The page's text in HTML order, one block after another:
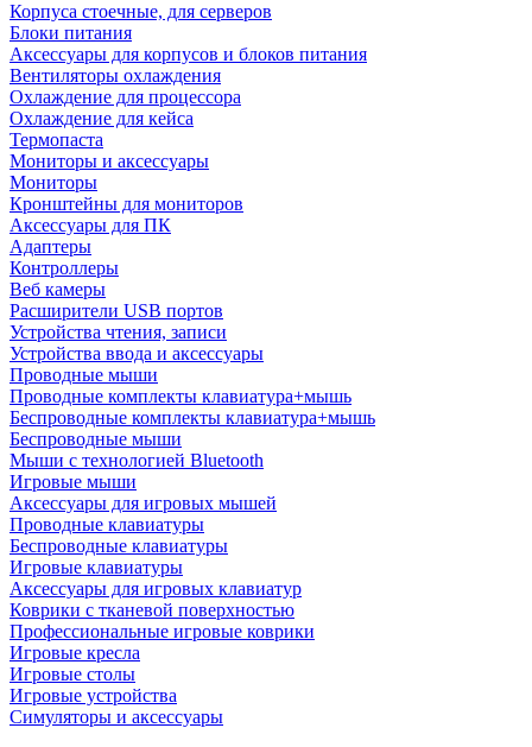
Корпуса стоечные, для серверов
Блоки питания
Аксессуары для корпусов и блоков питания
Вентиляторы охлаждения
Охлаждение для процессора
Охлаждение для кейса
Термопаста
Мониторы и аксессуары
Мониторы
Кронштейны для мониторов
Аксессуары для ПК
Адаптеры
Контроллеры
Веб камеры
Расширители USB портов
Устройства чтения, записи
Устройства ввода и аксессуары
Проводные мыши
Проводные комплекты клавиатура+мышь
Беспроводные комплекты клавиатура+мышь
Беспроводные мыши
Мыши с технологией Bluetooth
Игровые мыши
Аксессуары для игровых мышей
Проводные клавиатуры
Беспроводные клавиатуры
Игровые клавиатуры
Аксессуары для игровых клавиатур
Коврики с тканевой поверхностью
Профессиональные игровые коврики
Игровые кресла
Игровые столы
Игровые устройства
Симуляторы и аксессуары